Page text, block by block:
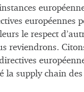
européennes
le respect
reviendrons.
la supply chain